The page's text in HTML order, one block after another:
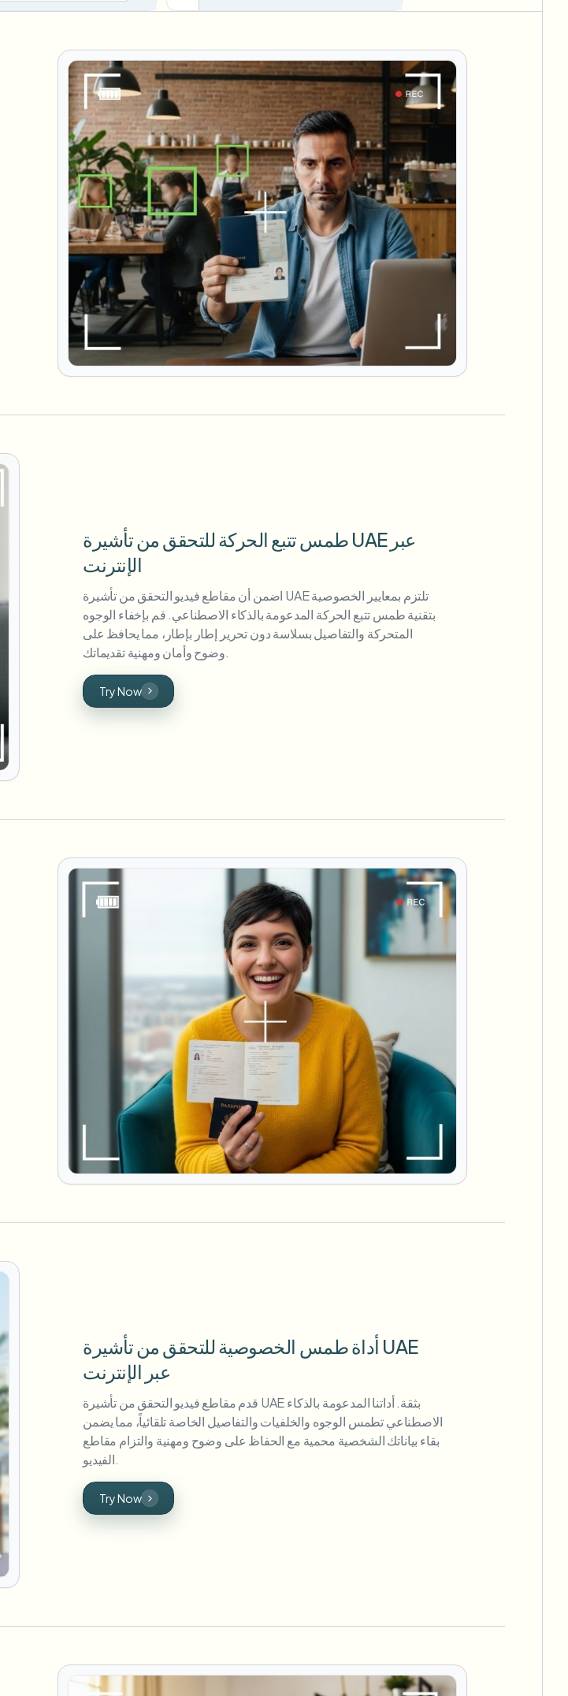
طمس تتبع الحركة للتحقق من تأشيرة UAE عبر
الإنترنت
اضمن أن مقاطع فيديو التحقق من تأشيرة UAE تلتزم بمعايير الخصوصية
بتقنية طمس تتبع الحركة المدعومة بالذكاء الاصطناعي. قم بإخفاء الوجوه
المتحركة والتفاصيل بسلاسة دون تحرير إطار بإطار، مما يحافظ على
وضوح وأمان ومهنية تقديماتك.
Try Now
أداة طمس الخصوصية للتحقق من تأشيرة UAE
عبر الإنترنت
قدم مقاطع فيديو التحقق من تأشيرة UAE بثقة. أداتنا المدعومة بالذكاء
الاصطناعي تطمس الوجوه والخلفيات والتفاصيل الخاصة تلقائياً، مما يضمن
بقاء بياناتك الشخصية محمية مع الحفاظ على وضوح ومهنية والتزام مقاطع
الفيديو.
Try Now